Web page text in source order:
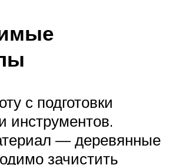
с подготовки
инструментов.
— деревянные
зачистить